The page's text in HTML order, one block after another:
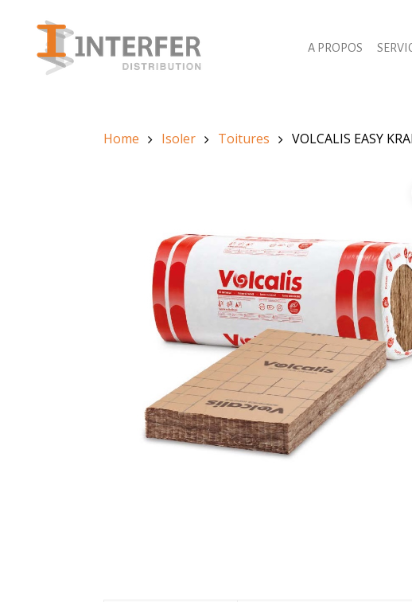
Recherche
de
produits
Hit enter to
A PROPOS
Home Isoler Toitures VOLCALIS EASY